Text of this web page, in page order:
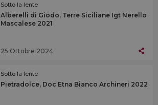
Sotto la lente
Alberelli di Giodo, Terre Siciliane Igt Nerello
Mascalese 2021
25 Ottobre 2024
Sotto la lente
Pietradolce, Doc Etna Bianco Archineri 2022